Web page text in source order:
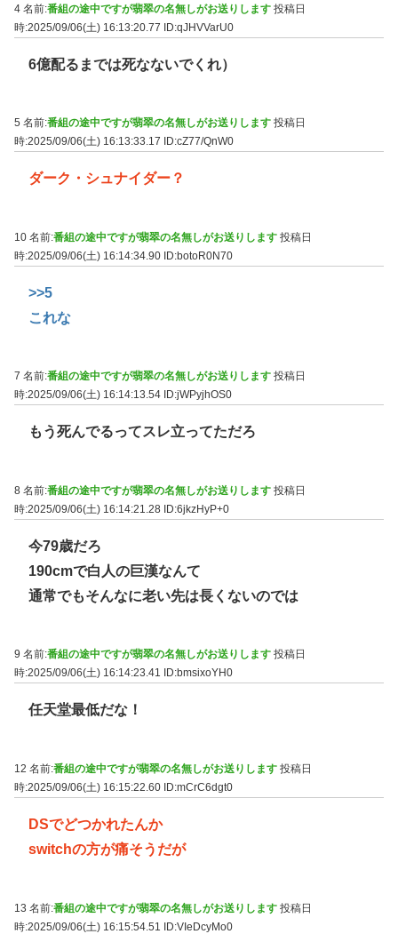
4 名前:番組の途中ですが翡翠の名無しがお送りします 投稿日
時:2025/09/06(土) 16:13:20.77 ID:qJHVVarU0
6億配るまでは死なないでくれ）
5 名前:番組の途中ですが翡翠の名無しがお送りします 投稿日
時:2025/09/06(土) 16:13:33.17
ID:cZ77/QnW0
ダーク・シュナイダー？
10 名前:番組の途中ですが翡翠の名無しがお送りします 投稿日
時:2025/09/06(土) 16:14:34.90 ID:botoR0N70
>>5
これな
7 名前:番組の途中ですが翡翠の名無しがお送りします 投稿日
時:2025/09/06(土) 16:14:13.54 ID:jWPyjhOS0
もう死んでるってスレ立ってただろ
8 名前:番組の途中ですが翡翠の名無しがお送りします 投稿日
時:2025/09/06(土) 16:14:21.28 ID:6jkzHyP+0
今79歳だろ
190cmで白人の巨漢なんて
通常でもそんなに老い先は長くないのでは
9 名前:番組の途中ですが翡翠の名無しがお送りします 投稿日
時:2025/09/06(土) 16:14:23.41
ID:bmsixoYH0
任天堂最低だな！
12 名前:番組の途中ですが翡翠の名無しがお送りします 投稿日
時:2025/09/06(土) 16:15:22.60 ID:mCrC6dgt0
DSでどつかれたんか
switchの方が痛そうだが
13 名前:番組の途中ですが翡翠の名無しがお送りします 投稿日
時:2025/09/06(土) 16:15:54.51 ID:VIeDcyMo0